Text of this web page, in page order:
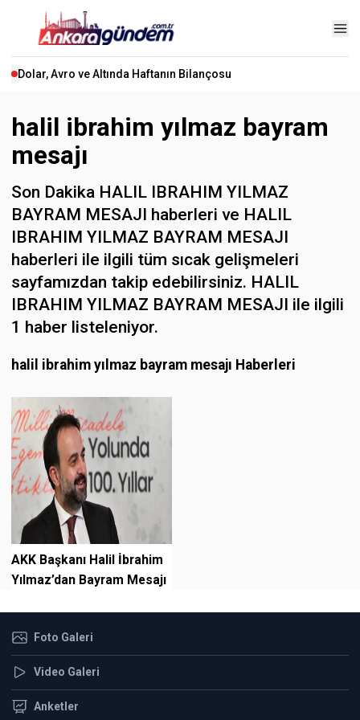
Dolar, Avro ve Altında Haftanın Bilançosu
halil ibrahim yılmaz bayram
mesajı
Son Dakika HALIL IBRAHIM YILMAZ
BAYRAM MESAJI haberleri ve HALIL
IBRAHIM YILMAZ BAYRAM MESAJI
haberleri ile ilgili tüm sıcak gelişmeleri
sayfamızdan takip edebilirsiniz. HALIL
IBRAHIM YILMAZ BAYRAM MESAJI ile ilgili
1 haber listeleniyor.
halil ibrahim yılmaz bayram mesajı Haberleri
AKK Başkanı Halil İbrahim
Yılmaz’dan Bayram Mesajı
Foto Galeri
Video Galeri
Anketler